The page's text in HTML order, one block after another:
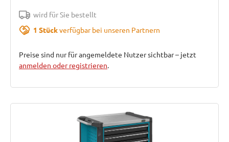
wird für Sie bestellt
1 Stückverfügbar bei unseren Partnern
Preise sind nur für angemeldete Nutzer sichtbar – jetzt
anmelden oder registrieren.